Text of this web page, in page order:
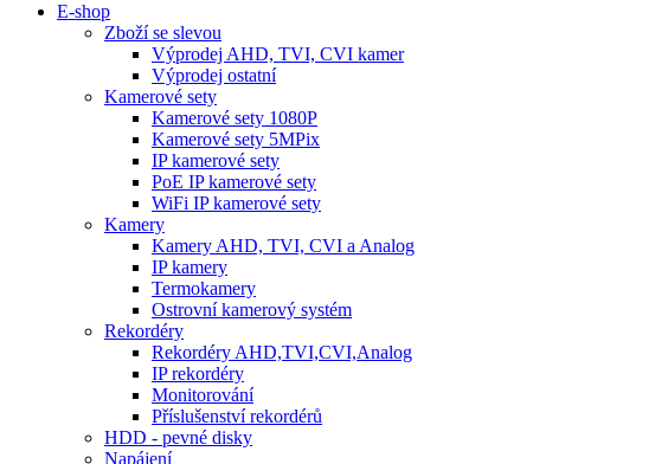
E-shop
Zboží se slevou
Výprodej AHD, TVI, CVI kamer
Výprodej ostatní
Kamerové sety
Kamerové sety 1080P
Kamerové sety 5MPix
IP kamerové sety
PoE IP kamerové sety
WiFi IP kamerové sety
Kamery
Kamery AHD, TVI, CVI a Analog
IP kamery
Termokamery
Ostrovní kamerový systém
Rekordéry
Rekordéry AHD,TVI,CVI,Analog
IP rekordéry
Monitorování
Příslušenství rekordérů
HDD - pevné disky
Napájení